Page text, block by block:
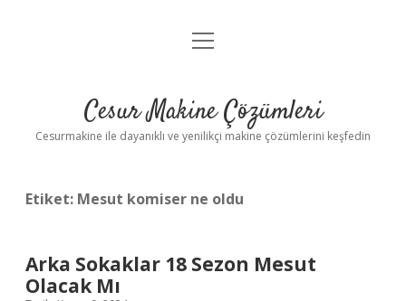
Anasayfa
Yasal Uyarı
menüyü
Cesur Makine Çözümleri
Cesurmakine ile dayanıklı ve yenilikçi makine çözümlerini keşfedin
Etiket: Mesut komiser ne oldu
Arka Sokaklar 18 Sezon Mesut
Olacak Mı